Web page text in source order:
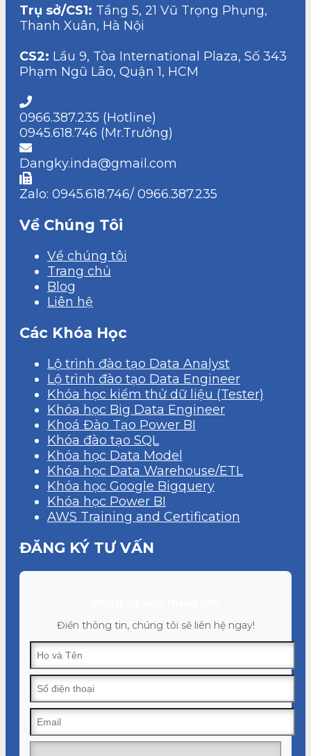
Trụ sở/CS1: Tầng 5, 21 Vũ Trọng Phụng,
Thanh Xuân, Hà Nội
CS2: Lầu 9, Tòa International Plaza, Số 343
Phạm Ngũ Lão, Quận 1, HCM
0966.387.235 (Hotline)
0945.618.746 (Mr.Trưởng)
Dangky.inda@gmail.com
Zalo: 0945.618.746/ 0966.387.235
Về Chúng Tôi
Về chúng tôi
Trang chủ
Blog
Liên hệ
Các Khóa Học
Lộ trình đào tạo Data Analyst
Lộ trình đào tạo Data Engineer
Khóa học kiểm thử dữ liệu (Tester)
Khóa học Big Data Engineer
Khoá Đào Tạo Power BI
Khóa đào tạo SQL
Khóa học Data Model
Khóa học Data Warehouse/ETL
Khóa học Google Bigquery
Khóa học Power BI
AWS Training and Certification
ĐĂNG KÝ TƯ VẤN
Điền thông tin, chúng tôi sẽ liên hệ ngay!